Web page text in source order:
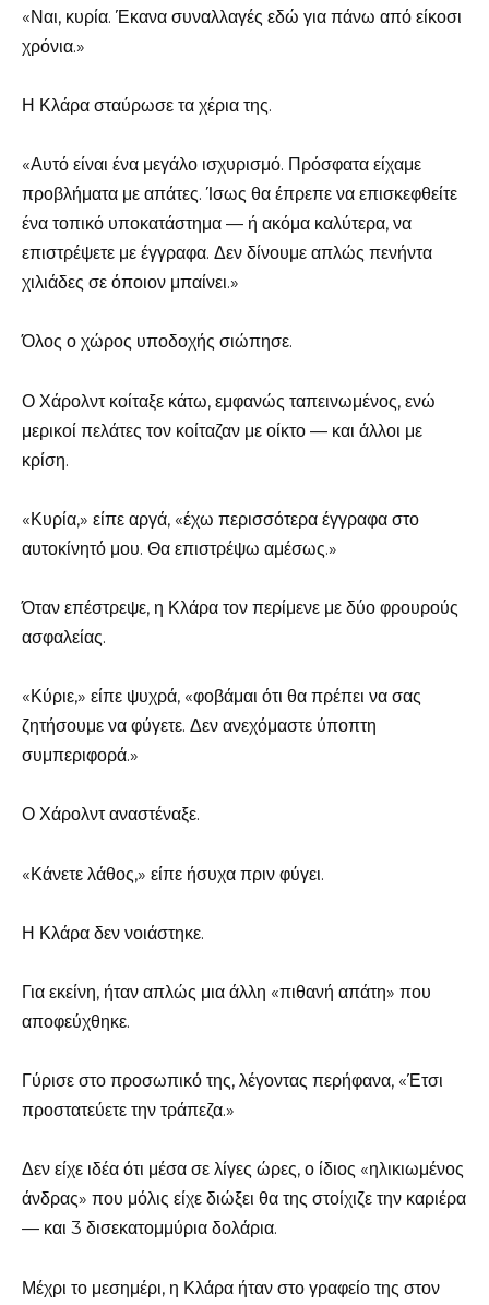
«Ναι, κυρία. Έκανα συναλλαγές εδώ για πάνω από είκοσι
χρόνια.»
Η Κλάρα σταύρωσε τα χέρια της.
«Αυτό είναι ένα μεγάλο ισχυρισμό. Πρόσφατα είχαμε
προβλήματα με απάτες. Ίσως θα έπρεπε να επισκεφθείτε
ένα τοπικό υποκατάστημα — ή ακόμα καλύτερα, να
επιστρέψετε με έγγραφα. Δεν δίνουμε απλώς πενήντα
χιλιάδες σε όποιον μπαίνει.»
Όλος ο χώρος υποδοχής σιώπησε.
Ο Χάρολντ κοίταξε κάτω, εμφανώς ταπεινωμένος, ενώ
μερικοί πελάτες τον κοίταζαν με οίκτο — και άλλοι με
κρίση.
«Κυρία,» είπε αργά, «έχω περισσότερα έγγραφα στο
αυτοκίνητό μου. Θα επιστρέψω αμέσως.»
Όταν επέστρεψε, η Κλάρα τον περίμενε με δύο φρουρούς
ασφαλείας.
«Κύριε,» είπε ψυχρά, «φοβάμαι ότι θα πρέπει να σας
ζητήσουμε να φύγετε. Δεν ανεχόμαστε ύποπτη
συμπεριφορά.»
Ο Χάρολντ αναστέναξε.
«Κάνετε λάθος,» είπε ήσυχα πριν φύγει.
Η Κλάρα δεν νοιάστηκε.
Για εκείνη, ήταν απλώς μια άλλη «πιθανή απάτη» που
αποφεύχθηκε.
Γύρισε στο προσωπικό της, λέγοντας περήφανα, «Έτσι
προστατεύετε την τράπεζα.»
Δεν είχε ιδέα ότι μέσα σε λίγες ώρες, ο ίδιος «ηλικιωμένος
άνδρας» που μόλις είχε διώξει θα της στοίχιζε την καριέρα
— και 3 δισεκατομμύρια δολάρια.
Μέχρι το μεσημέρι, η Κλάρα ήταν στο γραφείο της στον